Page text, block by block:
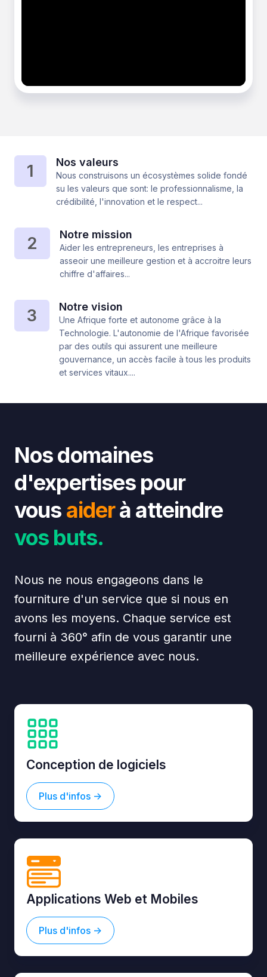
1 Nos valeurs
Nous construisons un écosystèmes solide fondé
su les valeurs que sont: le professionnalisme, la
crédibilité, l'innovation et le respect...
2 Notre mission
Aider les entrepreneurs, les entreprises à
asseoir une meilleure gestion et à accroitre leurs
chiffre d'affaires...
3 Notre vision
Une Afrique forte et autonome grâce à la
Technologie. L'autonomie de l'Afrique favorisée
par des outils qui assurent une meilleure
gouvernance, un accès facile à tous les produits
et services vitaux....
Nos domaines
d'expertises pour
vous aiderà atteindre
vos buts.
Nous ne nous engageons dans le
fourniture d'un service que si nous en
avons les moyens. Chaque service est
fourni à 360° afin de vous garantir une
meilleure expérience avec nous.
Conception de logiciels
Plus d'infos ->
Applications Web et Mobiles
Plus d'infos ->